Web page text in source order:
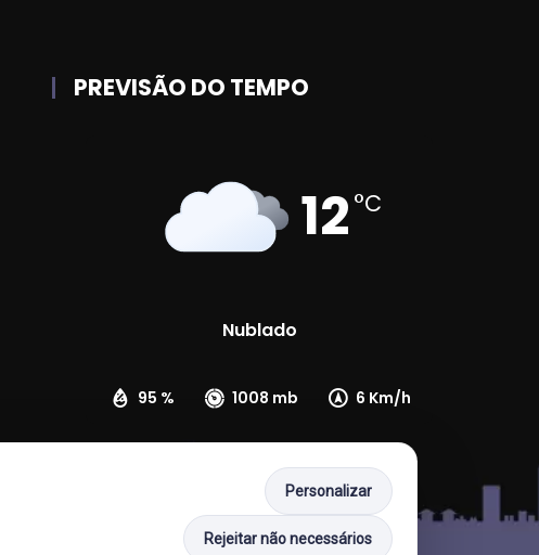
PREVISÃO DO TEMPO
12 °C
Nublado
95 % 1008 mb 6 Km/h
Personalizar
Rejeitar não necessários